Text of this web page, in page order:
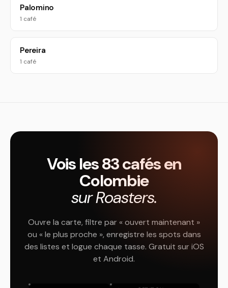
Palomino
1 café
Pereira
1 café
Vois les 83 cafés en
Colombie
sur Roasters.
Ouvre la carte, filtre par « ouvert maintenant »
ou « le plus proche », enregistre les spots dans
des listes et logue chaque tasse. Gratuit sur iOS
et Android.